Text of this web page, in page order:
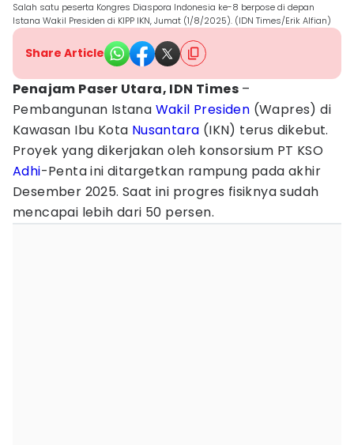
Salah satu peserta Kongres Diaspora Indonesia ke-8 berpose di depan
Istana Wakil Presiden di KIPP IKN, Jumat (1/8/2025). (IDN Times/Erik Alfian)
Share Article
Penajam Paser Utara, IDN Times –
Pembangunan Istana Wakil Presiden (Wapres) di
Kawasan Ibu Kota Nusantara (IKN) terus dikebut.
Proyek yang dikerjakan oleh konsorsium PT KSO
Adhi-Penta ini ditargetkan rampung pada akhir
Desember 2025. Saat ini progres fisiknya sudah
mencapai lebih dari 50 persen.